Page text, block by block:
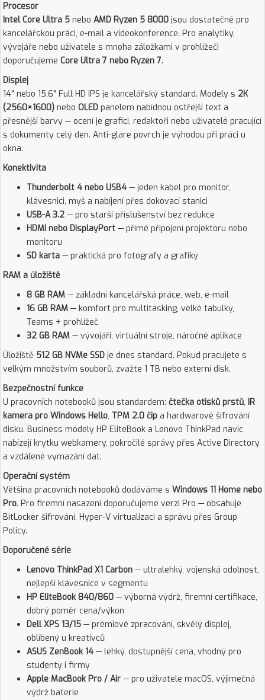
Procesor
Intel Core Ultra 5 nebo AMD Ryzen 5 8000 jsou dostatečné pro
kancelářskou práci, e-mail a videokonference. Pro analytiky,
vývojáře nebo uživatele s mnoha záložkami v prohlížeči
doporučujeme Core Ultra 7 nebo Ryzen 7.
Displej
14" nebo 15,6" Full HD IPS je kancelářský standard. Modely s 2K
(2560×1600) nebo OLED panelem nabídnou ostřejší text a
přesnější barvy — ocení je grafici, redaktoři nebo uživatelé pracující
s dokumenty celý den. Anti-glare povrch je výhodou při práci u
okna.
Konektivita
Thunderbolt 4 nebo USB4 — jeden kabel pro monitor,
klávesnici, myš a nabíjení přes dokovací stanici
USB-A 3.2 — pro starší příslušenství bez redukce
HDMI nebo DisplayPort — přímé připojení projektoru nebo
monitoru
SD karta — praktická pro fotografy a grafiky
RAM a úložiště
8 GB RAM — základní kancelářská práce, web, e-mail
16 GB RAM — komfort pro multitasking, velké tabulky,
Teams + prohlížeč
32 GB RAM — vývojáři, virtuální stroje, náročné aplikace
Úložiště 512 GB NVMe SSD je dnes standard. Pokud pracujete s
velkým množstvím souborů, zvažte 1 TB nebo externí disk.
Bezpečnostní funkce
U pracovních notebooků jsou standardem: čtečka otisků prstů, IR
kamera pro Windows Hello, TPM 2.0 čip a hardwarové šifrování
disku. Business modely HP EliteBook a Lenovo ThinkPad navíc
nabízejí krytku webkamery, pokročilé správy přes Active Directory
a vzdálené vymazání dat.
Operační systém
Většina pracovních notebooků dodáváme s Windows 11 Home nebo
Pro. Pro firemní nasazení doporučujeme verzi Pro — obsahuje
BitLocker šifrování, Hyper-V virtualizaci a správu přes Group
Policy.
Doporučené série
Lenovo ThinkPad X1 Carbon — ultralehký, vojenská odolnost,
nejlepší klávesnice v segmentu
HP EliteBook 840/860 — výborná výdrž, firemní certifikace,
dobrý poměr cena/výkon
Dell XPS 13/15 — prémiové zpracování, skvělý displej,
oblíbený u kreativců
ASUS ZenBook 14 — lehký, dostupnější cena, vhodný pro
studenty i firmy
Apple MacBook Pro / Air — pro uživatele macOS, výjimečná
výdrž baterie